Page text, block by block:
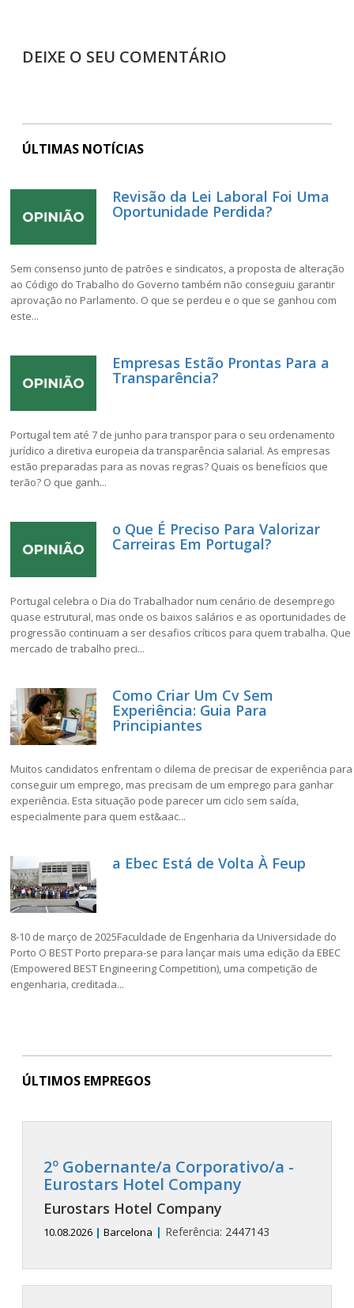
DEIXE O SEU COMENTÁRIO
ÚLTIMAS NOTÍCIAS
Revisão da Lei Laboral Foi Uma
Oportunidade Perdida?
Sem consenso junto de patrões e sindicatos, a proposta de alteração
ao Código do Trabalho do Governo também não conseguiu garantir
aprovação no Parlamento. O que se perdeu e o que se ganhou com
este...
Empresas Estão Prontas Para a
Transparência?
Portugal tem até 7 de junho para transpor para o seu ordenamento
jurídico a diretiva europeia da transparência salarial. As empresas
estão preparadas para as novas regras? Quais os benefícios que
terão? O que ganh...
o Que É Preciso Para Valorizar
Carreiras Em Portugal?
Portugal celebra o Dia do Trabalhador num cenário de desemprego
quase estrutural, mas onde os baixos salários e as oportunidades de
progressão continuam a ser desafios críticos para quem trabalha. Que
mercado de trabalho preci...
Como Criar Um Cv Sem
Experiência: Guia Para
Principiantes
Muitos candidatos enfrentam o dilema de precisar de experiência para
conseguir um emprego, mas precisam de um emprego para ganhar
experiência. Esta situação pode parecer um ciclo sem saída,
especialmente para quem est&aac...
a Ebec Está de Volta À Feup
8-10 de março de 2025Faculdade de Engenharia da Universidade do
Porto O BEST Porto prepara-se para lançar mais uma edição da EBEC
(Empowered BEST Engineering Competition), uma competição de
engenharia, creditada...
ÚLTIMOS EMPREGOS
2º Gobernante/a Corporativo/a -
Eurostars Hotel Company
Eurostars Hotel Company
10.08.2026 | Barcelona | Referência: 2447143